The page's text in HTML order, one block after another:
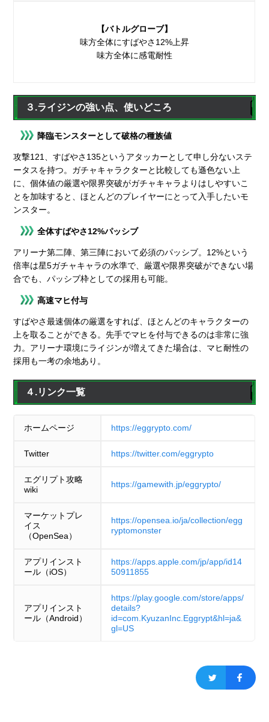
【バトルグローブ】
味方全体にすばやさ12%上昇
味方全体に感電耐性
３.ライジンの強い点、使いどころ
降臨モンスターとして破格の種族値
攻撃121、すばやさ135というアタッカーとして申し分ないステ
ータスを持つ。ガチャキャラクターと比較しても遜色ない上
に、個体値の厳選や限界突破がガチャキャラよりはしやすいこ
とを加味すると、ほとんどのプレイヤーにとって入手したいモ
ンスター。
全体すばやさ12%パッシブ
アリーナ第二陣、第三陣において必須のパッシブ。12%という
倍率は星5ガチャキャラの水準で、厳選や限界突破ができない場
合でも、パッシブ枠としての採用も可能。
高速マヒ付与
すばやさ最速個体の厳選をすれば、ほとんどのキャラクターの
上を取ることができる。先手でマヒを付与できるのは非常に強
力。アリーナ環境にライジンが増えてきた場合は、マヒ耐性の
採用も一考の余地あり。
４.リンク一覧
ホームページ https://eggrypto.com/
Twitter https://twitter.com/eggrypto
エグリプト攻略
wiki
https://gamewith.jp/eggrypto/
マーケットプレ
イス
（OpenSea）
https://opensea.io/ja/collection/egg
ryptomonster
アプリインスト
ール（iOS）
https://apps.apple.com/jp/app/id14
50911855
アプリインスト
ール（Android）
https://play.google.com/store/apps/
details?
id=com.KyuzanInc.Eggrypt&hl=ja&
gl=US